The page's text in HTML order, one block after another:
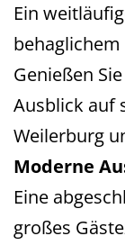
Ein
Genießen
Ausblick auf
Weilerburg
Moderne
Eine
großes